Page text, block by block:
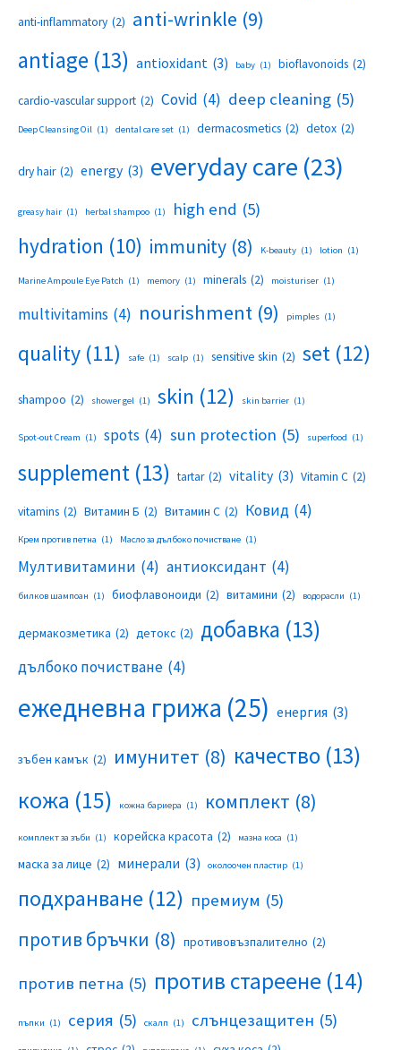
anti-inflammatory (2) anti-wrinkle (9)
antiage (13) antioxidant (3) baby (1) bioflavonoids (2)
cardio-vascular support (2) Covid (4) deep cleaning (5)
Deep Cleansing Oil (1) dental care set (1) dermacosmetics (2) detox (2)
dry hair (2) energy (3) everyday care (23)
greasy hair (1) herbal shampoo (1) high end (5)
hydration (10) immunity (8) K-beauty (1) lotion (1)
Marine Ampoule Eye Patch (1) memory (1) minerals (2) moisturiser (1)
multivitamins (4) nourishment (9) pimples (1)
quality (11) safe (1) scalp (1) sensitive skin (2) set (12)
shampoo (2) shower gel (1) skin (12) skin barrier (1)
Spot-out Cream (1) spots (4) sun protection (5) superfood (1)
supplement (13) tartar (2) vitality (3) Vitamin C (2)
vitamins (2) Витамин Б (2) Витамин С (2) Ковид (4)
Крем против петна (1) Масло за дълбоко почистване (1)
Мултивитамини (4) антиоксидант (4)
билков шампоан (1) биофлавоноиди (2) витамини (2) водорасли (1)
дермакозметика (2) детокс (2) добавка (13)
дълбоко почистване (4)
ежедневна грижа (25) енергия (3)
зъбен камък (2) имунитет (8) качество (13)
кожа (15) кожна бариера (1) комплект (8)
комплект за зъби (1) корейска красота (2) мазна коса (1)
маска за лице (2) минерали (3) околоочен пластир (1)
подхранване (12) премиум (5)
против бръчки (8) противовъзпалително (2)
против петна (5) против стареене (14)
пъпки (1) серия (5) скалп (1) слънцезащитен (5)